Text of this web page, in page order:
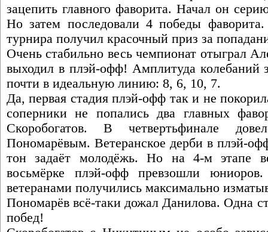
зацепить главного фаворита. Начал он
Но затем последовали 4 победы
турнира получил красочный приз за
Очень стабильно весь чемпионат отыграл
выходил в плэй-офф! Амплитуда колебаний
почти в идеальную линию: 8, 6, 10, 7.
Да, первая стадия плэй-офф так и не
соперники не попались два главных
Скоробогатов. В четвертьфинале
Пономарёвым. Ветеранское дерби в плэй-
тон задаёт молодёжь. Но на 4-м этапе
восьмёрке плэй-офф превзошли
ветеранами получились максимально
Пономарёв всё-таки дожал Данилова. Одна
побед!